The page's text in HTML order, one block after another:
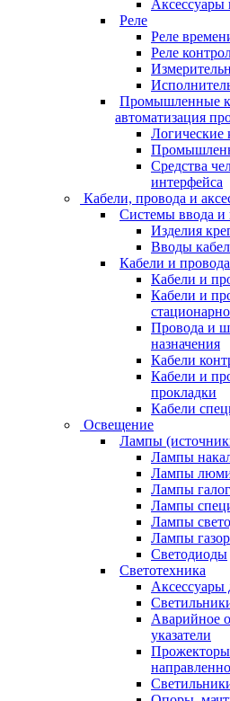
Аксессуары
Реле
Реле
Реле
Промышленные
автоматизация
Логические
Средства
интерфейса
Кабели, провода и
Системы ввода и
Изделия
Вводы
Кабели и провода
Кабели и
Кабели и
Провода и
назначения
Кабели
Кабели и
прокладки
Кабели
Освещение
Лампы
Лампы
Лампы
Лампы
Лампы
Лампы
Лампы
Светодиоды
Светотехника
Аксессуары
Аварийное
указатели
Прожекторы